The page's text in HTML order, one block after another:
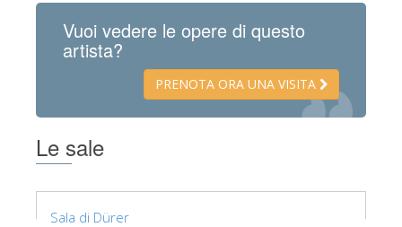
Solo biglietti ad Ingresso rapido
Vuoi vedere le opere di questo
artista?
PRENOTA ORA UNA VISITA
Le sale
Sala di Dürer